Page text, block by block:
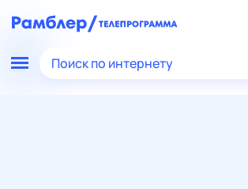
Поиск по интернету